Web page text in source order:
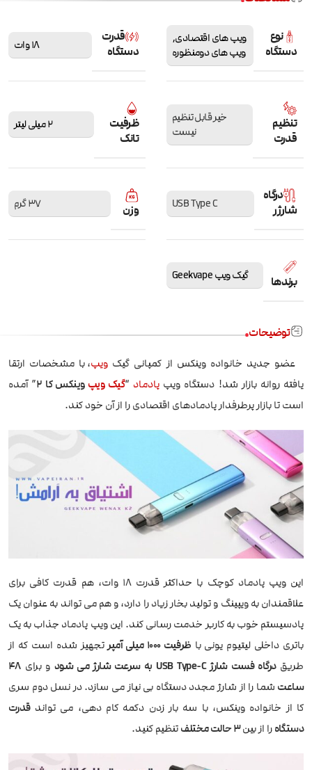
نوع
دستگاه
ویپ های اقتصادی,
ویپ های دومنظوره
قدرت
دستگاه
18 وات
تنظیم
قدرت
خیر قابل تنظیم
نیست
ظرفیت
تانک
2 میلی لیتر
درگاه
شارژر
USB Type C وزن 37 گرم
برندها گیک ویپ Geekvape
توضیحات
عضو جدید خانواده وینکس از کمپانی گیک ویپ، با مشخصات ارتقا
یافته روانه بازار شد! دستگاه ویپ پادماد “گیک ویپ وینکس کا 2
” آمده
است تا بازار پرطرفدار پادمادهای اقتصادی را از آن خود کند.
این ویپ پادماد کوچک با حداکثر قدرت 18 وات، هم قدرت کافی برای
علاقمندان به ویپینگ و تولید بخار زیاد را دارد، و هم می تواند به عنوان یک
پادسیستم خوب به کاربر خدمت رسانی کند. این ویپ پادماد جذاب به یک
باتری داخلی لیتیوم یونی با ظرفیت 1000 میلی آمپر
تجهیز شده است که از
طریقدرگاه فست شارژ USB Type-C به سرعت شارژ می شودو برای48
ساعت شما را از شارژ مجدد دستگاه بی نیاز می سازد. در نسل دوم سری
کا از خانواده وینکس، با سه بار زدن دکمه کام دهی، می تواندقدرت
دستگاهرا از بین3 حالت مختلف تنظیم کنید.